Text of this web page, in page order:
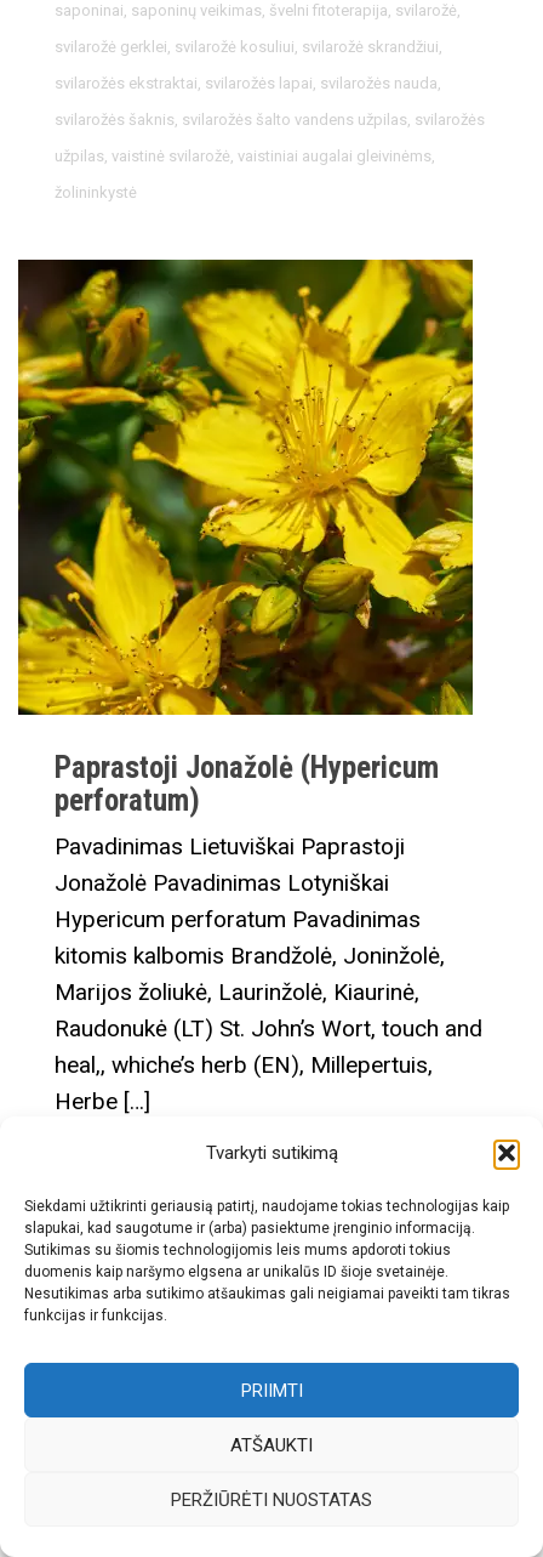
Tvarkyti sutikimą
Siekdami užtikrinti geriausią patirtį, naudojame tokias technologijas kaip
slapukai, kad saugotume ir (arba) pasiektume įrenginio informaciją.
Sutikimas su šiomis technologijomis leis mums apdoroti tokius
duomenis kaip naršymo elgsena ar unikalūs ID šioje svetainėje.
Nesutikimas arba sutikimo atšaukimas gali neigiamai paveikti tam tikras
funkcijas ir funkcijas.
PRIIMTI
ATŠAUKTI
PERŽIŪRĖTI NUOSTATAS
saponinai, saponinų veikimas, švelni fitoterapija, svilarožė,
svilarožė gerklei, svilarožė kosuliui, svilarožė skrandžiui,
svilarožės ekstraktai, svilarožės lapai, svilarožės nauda,
svilarožės šaknis, svilarožės šalto vandens užpilas, svilarožės
užpilas, vaistinė svilarožė, vaistiniai augalai gleivinėms,
žolininkystė
Paprastoji Jonažolė (Hypericum
perforatum)
Pavadinimas Lietuviškai Paprastoji
Jonažolė Pavadinimas Lotyniškai
Hypericum perforatum Pavadinimas
kitomis kalbomis Brandžolė, Joninžolė,
Marijos žoliukė, Laurinžolė, Kiaurinė,
Raudonukė (LT) St. John’s Wort, touch and
heal,, whiche’s herb (EN), Millepertuis,
Herbe […]
audinių būklės,augalų energetika
perforatum,Jonažolė ,Jonažolės aliejus ,Jonažolės tinktūra,
kepenų veikla,melancholija,nervinis skausmas, nervinis
virškinimas, nervų sistema,neuralgija ,Paprastoji Jonažolė,
augalai,žaizdų gydymas,žolininkystė